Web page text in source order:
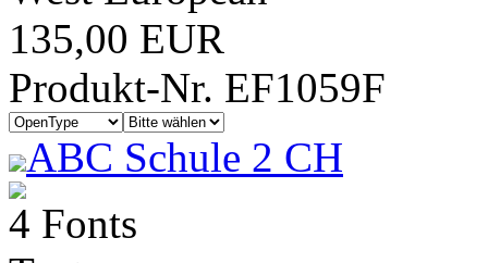
135,00 EUR
Produkt-Nr. EF1059F
ABC Schule 2 CH
4 Fonts